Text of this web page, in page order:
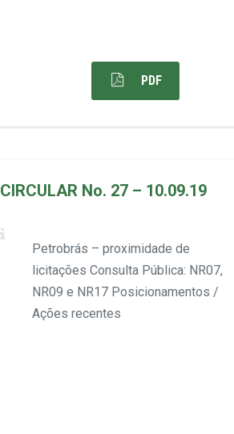
PDF
CIRCULAR No. 27 – 10.09.19
Petrobrás – proximidade de
licitações Consulta Pública: NR07,
NR09 e NR17 Posicionamentos /
Ações recentes